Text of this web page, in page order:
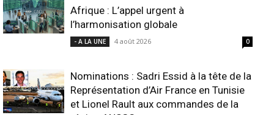
Afrique : L’appel urgent à
l’harmonisation globale
- A LA UNE 4 août 2026 0
Nominations : Sadri Essid à la tête de la
Représentation d’Air France en Tunisie
et Lionel Rault aux commandes de la